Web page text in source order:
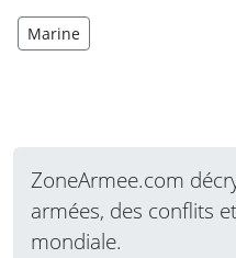
Marine
ZoneArmee.com
armées, des conflits
mondiale.